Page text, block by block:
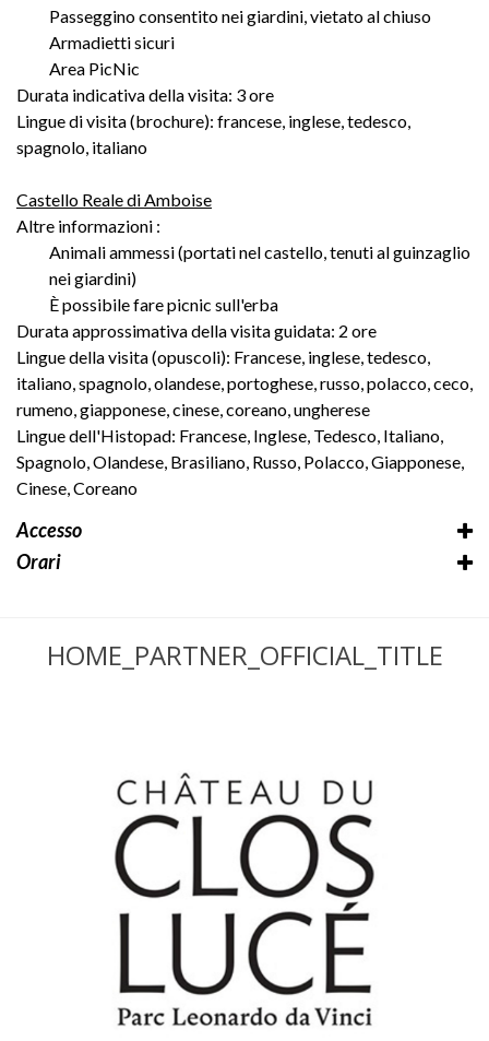
Passeggino consentito nei giardini, vietato al chiuso
Armadietti sicuri
Area PicNic
Durata indicativa della visita: 3 ore
Lingue di visita (brochure): francese, inglese, tedesco,
spagnolo, italiano
Castello Reale di Amboise
Altre informazioni :
Animali ammessi (portati nel castello, tenuti al guinzaglio
nei giardini)
È possibile fare picnic sull'erba
Durata approssimativa della visita guidata: 2 ore
Lingue della visita (opuscoli): Francese, inglese, tedesco,
italiano, spagnolo, olandese, portoghese, russo, polacco, ceco,
rumeno, giapponese, cinese, coreano, ungherese
Lingue dell'Histopad: Francese, Inglese, Tedesco, Italiano,
Spagnolo, Olandese, Brasiliano, Russo, Polacco, Giapponese,
Cinese, Coreano
Accesso
Orari
HOME_PARTNER_OFFICIAL_TITLE